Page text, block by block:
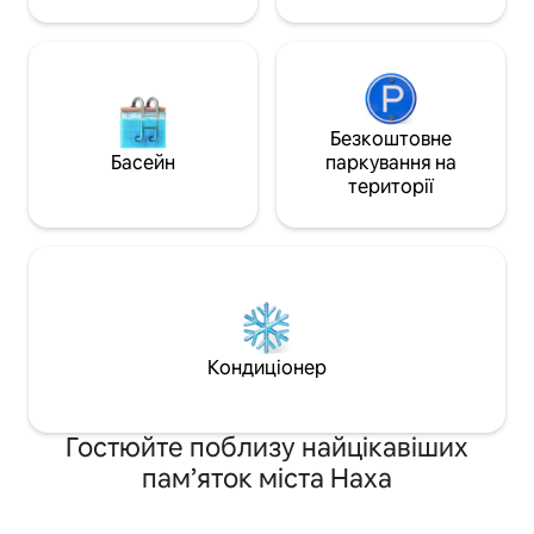
користування об'єктами. * Сауна
кожен номер має власний вхід, тому
ви можете насолоджуватися
перебуванням у [орендованій окремій
об’єкт є дерев’яною будівлею,
конструкція така, що звук легко
поручня. Будь ласка, будьте обережні,
оскільки перила на балконі другого
поверху широкі. Перед терасою на
першому поверсі є скеля. Будь ласка,
бронювання для дітей віком до
12 років.
користування
просту лекцію!
помешкання
поруч, ми
ретельне
Зауважте, що від
об'єкт потрібно
будь ласка,
Басейн
Безкоштовне
паркування на
території
Кондиціонер
Гостюйте поблизу найцікавіших
пам’яток міста Наха